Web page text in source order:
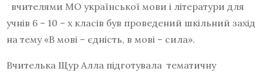
вчителями МО української мови і літератури для
учнів 6 – 10 – х класів був проведений шкільний захід
на тему «В мові – єдність, в мові – сила».
Вчителька Щур Алла підготувала тематичну